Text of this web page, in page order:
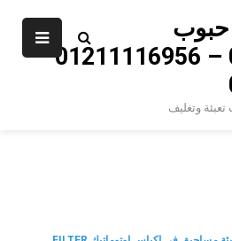
حبوب
01211116954 – 01211116956 –
وتغليف